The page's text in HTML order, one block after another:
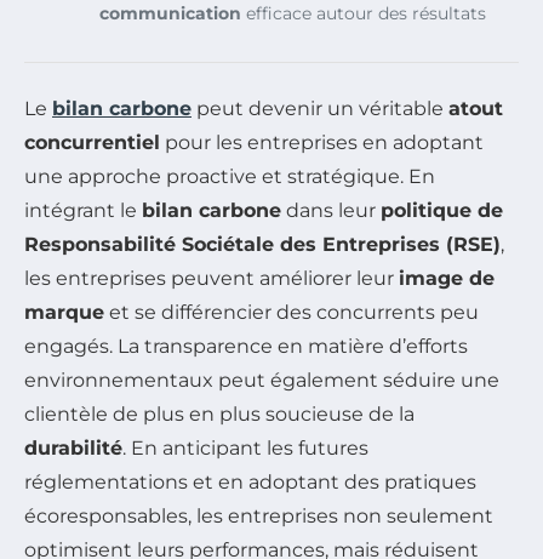
communication efficace autour des résultats
Le bilan carbone peut devenir un véritable atout
concurrentiel pour les entreprises en adoptant
une approche proactive et stratégique. En
intégrant le bilan carbone dans leur politique de
Responsabilité Sociétale des Entreprises (RSE),
les entreprises peuvent améliorer leur image de
marque et se différencier des concurrents peu
engagés. La transparence en matière d’efforts
environnementaux peut également séduire une
clientèle de plus en plus soucieuse de la
durabilité. En anticipant les futures
réglementations et en adoptant des pratiques
écoresponsables, les entreprises non seulement
optimisent leurs performances, mais réduisent